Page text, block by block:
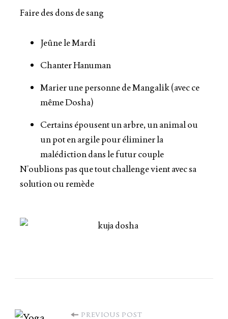
Faire des dons de sang
Jeûne le Mardi
Chanter Hanuman
Marier une personne de Mangalik (avec ce
même Dosha)
Certains épousent un arbre, un animal ou
un pot en argile pour éliminer la
malédiction dans le futur couple
N’oublions pas que tout challenge vient avec sa
solution ou remède
PREVIOUS POST